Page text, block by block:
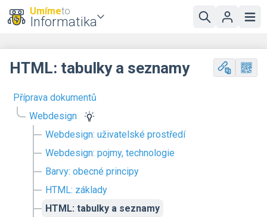
Umímeto
Informatika
Příprava dokumentů
Webdesign
Webdesign: uživatelské prostředí
Webdesign: pojmy, technologie
Barvy: obecné principy
HTML: základy
HTML: tabulky a seznamy
HTML: tabulky a seznamy